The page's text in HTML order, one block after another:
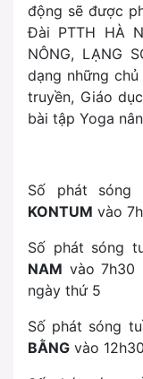
động sẽ được
Đài PTTH HÀ
NÔNG, LẠNG
dạng những
truyền, Giáo
bài tập Yoga
Số phát
KONTUM vào
Số phát sóng
NAM vào 7h30
ngày thứ 5
Số phát sóng
BẰNG vào